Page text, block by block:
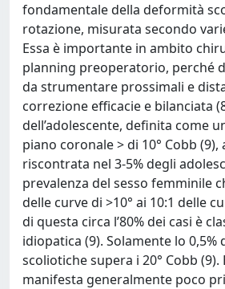
fondamentale della deformità
rotazione, misurata secondo
Essa è importante in ambito
planning preoperatorio, perché
da strumentare prossimali e
correzione efficacie e bilanciata
dell’adolescente, definita come
piano coronale > di 10° Cobb
riscontrata nel 3-5% degli
prevalenza del sesso femminile
delle curve di >10° ai 10:1 delle
di questa circa l’80% dei casi è
idiopatica (9). Solamente lo 0,5%
scoliotiche supera i 20° Cobb (9).
manifesta generalmente poco